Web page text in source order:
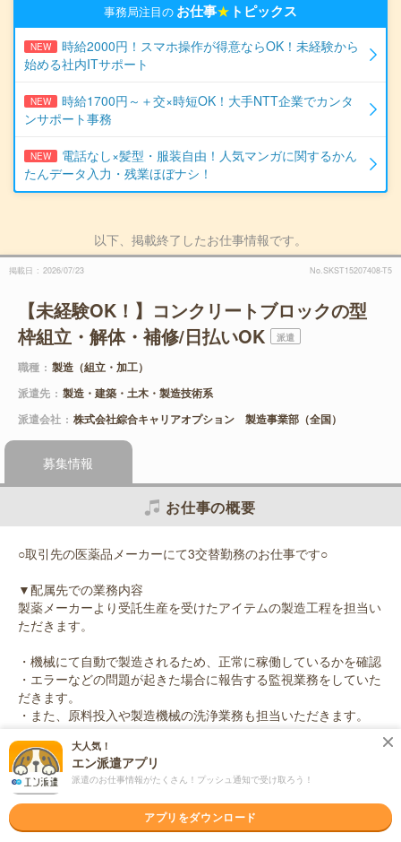
事務局注目の お仕事★ トピックス
NEW
時給2000円！スマホ操作が得意ならOK！未経験から
始める社内ITサポート
NEW
時給1700円～＋交×時短OK！大手NTT企業でカンタ
ンサポート事務
NEW
電話なし×髪型・服装自由！人気マンガに関するかん
たんデータ入力・残業ほぼナシ！
以下、掲載終了したお仕事情報です。
掲載日 2026/07/23 No.SKST15207408-T5
【未経験OK！】コンクリートブロックの型
枠組立・解体・補修/日払いOK
派遣
職種
製造（組立・加工）
派遣先
製造・建築・土木・製造技術系
派遣会社
株式会社綜合キャリアオプション 製造事業部（全国）
募集情報
お仕事の概要
○取引先の医薬品メーカーにて3交替勤務のお仕事です○
▼配属先での業務内容
製薬メーカーより受託生産を受けたアイテムの製造工程を担当い
ただきます。
・機械にて自動で製造されるため、正常に稼働しているかを確認
・エラーなどの問題が起きた場合に報告する監視業務をしていた
だきます。
・また、原料投入や製造機械の洗浄業務も担当いただきます。
※クリーンルーム内でのお仕事になります
応募資格
職種未経験OK / ブランクOK / 英語力不要
大人気！
エン派遣アプリ
派遣のお仕事情報がたくさん！プッシュ通知で受け取ろう！
アプリをダウンロード